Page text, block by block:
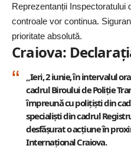
Reprezentanții Inspectoratului
controale vor continua.
prioritate absolută.
Craiova:
„Ieri, 2 iunie, în intervalul
cadrul Biroului de Poliție
împreună cu polițiști din
specialiști din cadrul
desfășurat o acțiune în
Internațional Craiova.